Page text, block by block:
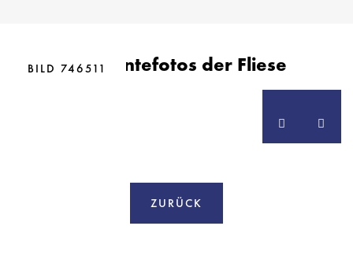
Ambientefotos der Fliese
BILD 746507
BILD 746511
ZURÜCK